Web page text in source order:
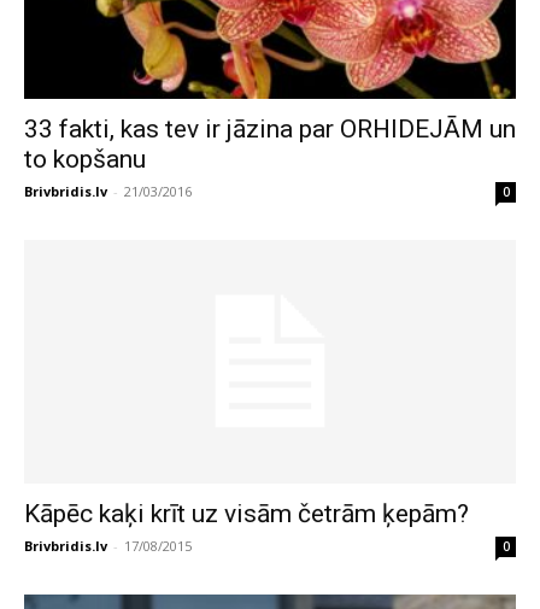
33 fakti, kas tev ir jāzina par ORHIDEJĀM un
to kopšanu
Brivbridis.lv - 21/03/2016 0
Kāpēc kaķi krīt uz visām četrām ķepām?
Brivbridis.lv - 17/08/2015 0